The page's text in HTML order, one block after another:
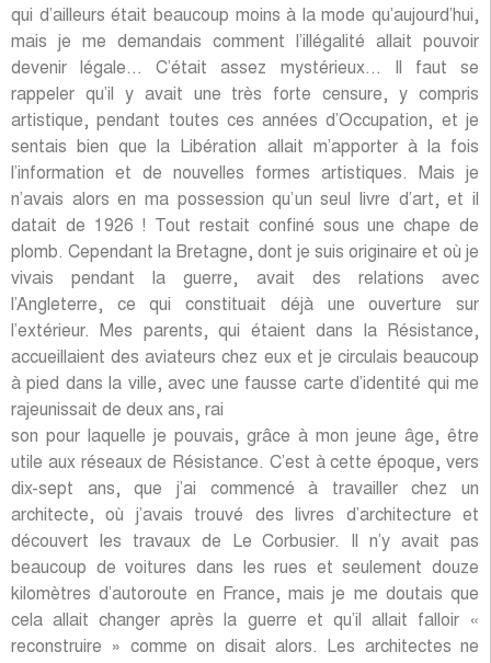
qui d’ailleurs était beaucoup moins à la mode qu’aujourd’hui,
mais je me demandais comment l’illégalité allait pouvoir
devenir légale… C’était assez mystérieux… Il faut se
rappeler qu’il y avait une très forte censure, y compris
artistique, pendant toutes ces années d’Occupation, et je
sentais bien que la Libération allait m’apporter à la fois
l’information et de nouvelles formes artistiques. Mais je
n’avais alors en ma possession qu’un seul livre d’art, et il
datait de 1926 ! Tout restait confiné sous une chape de
plomb. Cependant la Bretagne, dont je suis originaire et où je
vivais pendant la guerre, avait des relations avec
l’Angleterre, ce qui constituait déjà une ouverture sur
l’extérieur. Mes parents, qui étaient dans la Résistance,
accueillaient des aviateurs chez eux et je circulais beaucoup
à pied dans la ville, avec une fausse carte d’identité qui me
rajeunissait de deux ans, rai
son pour laquelle je pouvais, grâce à mon jeune âge, être
utile aux réseaux de Résistance. C’est à cette époque, vers
dix-sept ans, que j’ai commencé à travailler chez un
architecte, où j’avais trouvé des livres d’architecture et
découvert les travaux de Le Corbusier. Il n’y avait pas
beaucoup de voitures dans les rues et seulement douze
kilomètres d’autoroute en France, mais je me doutais que
cela allait changer après la guerre et qu’il allait falloir «
reconstruire » comme on disait alors. Les architectes ne